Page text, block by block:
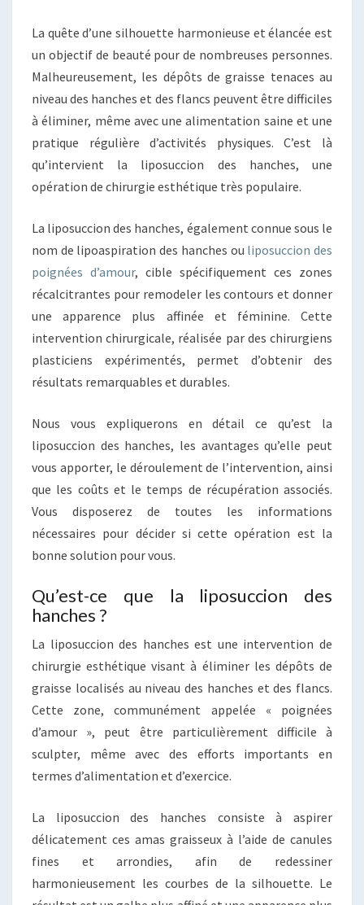
La quête d’une silhouette harmonieuse et élancée est
un objectif de beauté pour de nombreuses personnes.
Malheureusement, les dépôts de graisse tenaces au
niveau des hanches et des flancs peuvent être difficiles
à éliminer, même avec une alimentation saine et une
pratique régulière d’activités physiques. C’est là
qu’intervient la liposuccion des hanches, une
opération de chirurgie esthétique très populaire.
La liposuccion des hanches, également connue sous le
nom de lipoaspiration des hanches ou liposuccion des
poignées d’amour, cible spécifiquement ces zones
récalcitrantes pour remodeler les contours et donner
une apparence plus affinée et féminine. Cette
intervention chirurgicale, réalisée par des chirurgiens
plasticiens expérimentés, permet d’obtenir des
résultats remarquables et durables.
Nous vous expliquerons en détail ce qu’est la
liposuccion des hanches, les avantages qu’elle peut
vous apporter, le déroulement de l’intervention, ainsi
que les coûts et le temps de récupération associés.
Vous disposerez de toutes les informations
nécessaires pour décider si cette opération est la
bonne solution pour vous.
Qu’est-ce que la liposuccion des
hanches ?
La liposuccion des hanches est une intervention de
chirurgie esthétique visant à éliminer les dépôts de
graisse localisés au niveau des hanches et des flancs.
Cette zone, communément appelée « poignées
d’amour », peut être particulièrement difficile à
sculpter, même avec des efforts importants en
termes d’alimentation et d’exercice.
La liposuccion des hanches consiste à aspirer
délicatement ces amas graisseux à l’aide de canules
fines et arrondies, afin de redessiner
harmonieusement les courbes de la silhouette. Le